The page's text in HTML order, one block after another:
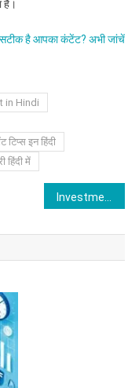
है।
है आपका कंटेंट? अभी जांचें
in Hindi
टिप्स इन हिंदी
हिंदी में